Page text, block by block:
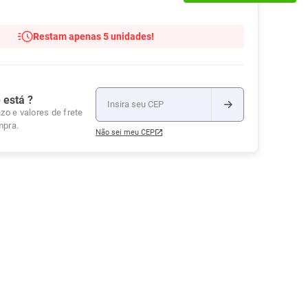
Umedecidas
Roupas Íntimas
Ver Tudo
Ver Tudo
Ver Tudo
Restam apenas 5 unidades!
está ?
e valores de frete
Não sei meu CEP